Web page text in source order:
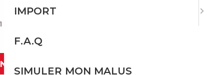
?
IMPORT
F.A.Q
SIMULER MON MALUS